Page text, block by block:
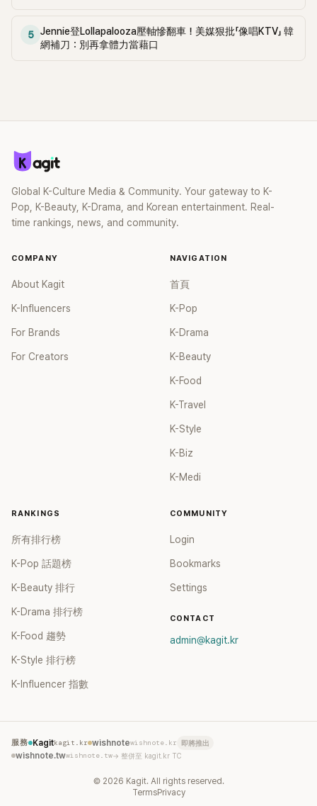
5
Jennie登Lollapalooza壓軸慘翻車！美媒狠批「像唱KTV」 韓
網補刀：別再拿體力當藉口
Global K-Culture Media & Community. Your gateway to K-
Pop, K-Beauty, K-Drama, and Korean entertainment. Real-
time rankings, news, and community.
COMPANY
About Kagit
K-Influencers
For Brands
For Creators
NAVIGATION
首頁
K-Pop
K-Drama
K-Beauty
K-Food
K-Travel
K-Style
K-Biz
K-Medi
RANKINGS
所有排行榜
K-Pop 話題榜
K-Beauty 排行
K-Drama 排行榜
K-Food 趨勢
K-Style 排行榜
K-Influencer 指數
COMMUNITY
Login
Bookmarks
Settings
CONTACT
admin@kagit.kr
服務 Kagitkagit.kr wishnotewishnote.kr 即將推出
wishnote.twwishnote.tw→ 整併至 kagit.kr TC
© 2026 Kagit. All rights reserved.
TermsPrivacy